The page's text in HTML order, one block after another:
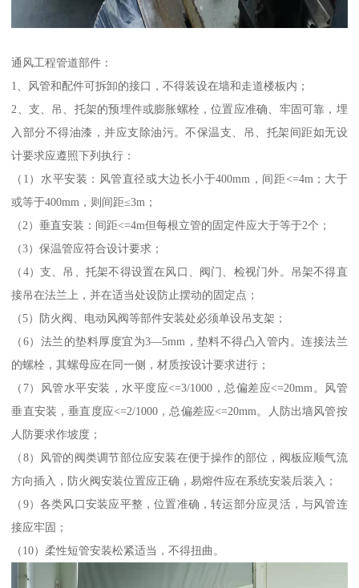
通风工程管道部件：
1、风管和配件可拆卸的接口，不得装设在墙和走道楼板内；
2、支、吊、托架的预埋件或膨胀螺栓，位置应准确、牢固可靠，埋
入部分不得油漆，并应支除油污。不保温支、吊、托架间距如无设
计要求应遵照下列执行：
（1）水平安装：风管直径或大边长小于400mm，间距<=4m；大于
或等于400mm，则间距≤3m；
（2）垂直安装：间距<=4m但每根立管的固定件应大于等于2个；
（3）保温管应符合设计要求；
（4）支、吊、托架不得设置在风口、阀门、检视门外。吊架不得直
接吊在法兰上，并在适当处设防止摆动的固定点；
（5）防火阀、电动风阀等部件安装处必须单设吊支架；
（6）法兰的垫料厚度宜为3—5mm，垫料不得凸入管内。连接法兰
的螺栓，其螺母应在同一侧，材质按设计要求进行；
（7）风管水平安装，水平度应<=3/1000，总偏差应<=20mm。风管
垂直安装，垂直度应<=2/1000，总偏差应<=20mm。人防出墙风管按
人防要求作坡度；
（8）风管的阀类调节部位应安装在便于操作的部位，阀板应顺气流
方向插入，防火阀安装位置应正确，易熔件应在系统安装后装入；
（9）各类风口安装应平整，位置准确，转运部分应灵活，与风管连
接应牢固；
（10）柔性短管安装松紧适当，不得扭曲。